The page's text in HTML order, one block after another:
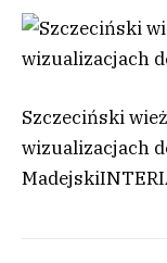
Szczeciński
wizualizacjach
Madejski